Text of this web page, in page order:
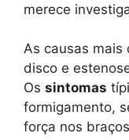
merece
As causas mais
disco e
Os sintomas
formigamento,
força nos